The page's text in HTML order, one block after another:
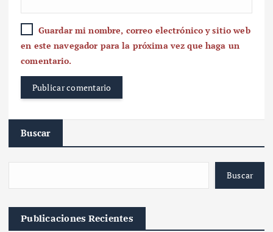
Guardar mi nombre, correo electrónico y sitio web
en este navegador para la próxima vez que haga un
comentario.
Buscar
Buscar
Publicaciones Recientes